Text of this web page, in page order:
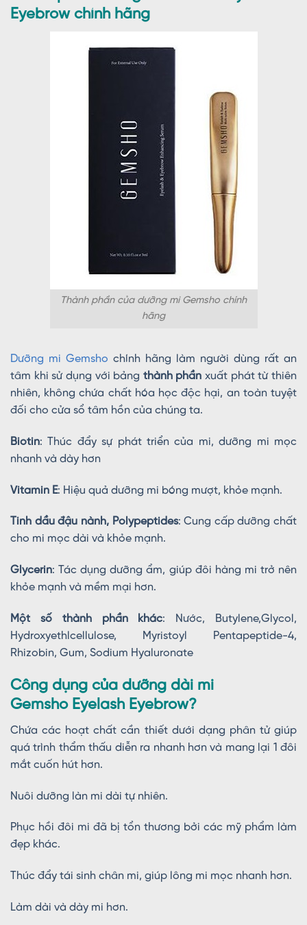
Eyebrow chính hãng
Thành phần của dưỡng mi Gemsho chính
hãng
Dưỡng mi Gemsho chính hãng làm người dùng rất an
tâm khi sử dụng với bảng thành phần xuất phát từ thiên
nhiên, không chứa chất hóa học độc hại, an toàn tuyệt
đối cho cửa sổ tâm hồn của chúng ta.
Biotin: Thúc đẩy sự phát triển của mi, dưỡng mi mọc
nhanh và dày hơn
Vitamin E: Hiệu quả dưỡng mi bóng mượt, khỏe mạnh.
Tinh dầu đậu nành, Polypeptides: Cung cấp dưỡng chất
cho mi mọc dài và khỏe mạnh.
Glycerin: Tác dụng dưỡng ẩm, giúp đôi hàng mi trở nên
khỏe mạnh và mềm mại hơn.
Một số thành phần khác: Nước, Butylene,Glycol,
Hydroxyethlcellulose, Myristoyl Pentapeptide-4,
Rhizobin, Gum, Sodium Hyaluronate
Công dụng của dưỡng dài mi
Gemsho Eyelash Eyebrow?
Chứa các hoạt chất cần thiết dưới dạng phân tử giúp
quá trình thẩm thấu diễn ra nhanh hơn và mang lại 1 đôi
mắt cuốn hút hơn.
Nuôi dưỡng làn mi dài tự nhiên.
Phục hồi đôi mi đã bị tổn thương bởi các mỹ phẩm làm
đẹp khác.
Thúc đẩy tái sinh chân mi, giúp lông mi mọc nhanh hơn.
Làm dài và dày mi hơn.